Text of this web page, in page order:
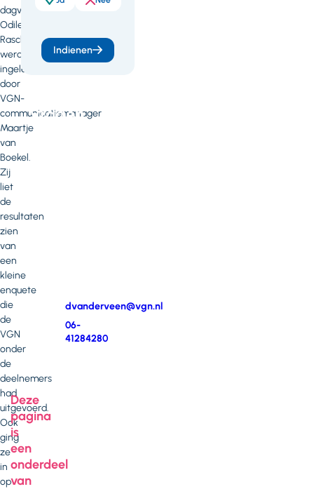
dagvoorzitter
Odile
Rasch,
werd
ingeleid
door
VGN-
communicatiemanager
Maartje
van
Boekel.
Zij
liet
de
resultaten
zien
van
een
kleine
enquete
die
de
VGN
onder
de
deelnemers
had
uitgevoerd.
Ook
ging
ze
in
op
meer
of
vragen
of
opmerkingen?
met
dvanderveen@vgn.nl
Telefoonnummer
06-
41284280
Deze
pagina
is
een
onderdeel
van
Indienen